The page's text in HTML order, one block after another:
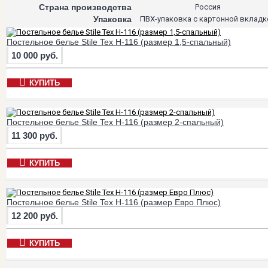
Страна производства Россия
Упаковка ПВХ-упаковка с картонной
Постельное белье Stile Tex H-116 (размер 1,5-спальный)
10 000 руб.
КУПИТЬ
Постельное белье Stile Tex H-116 (размер 2-спальный)
11 300 руб.
КУПИТЬ
Постельное белье Stile Tex H-116 (размер Евро Плюс)
12 200 руб.
КУПИТЬ